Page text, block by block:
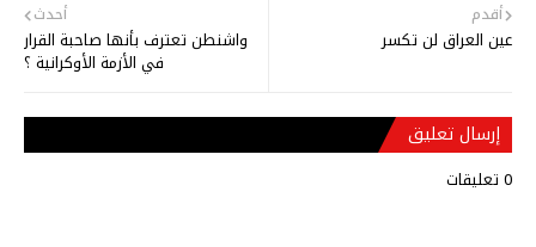
أحدث
واشنطن تعترف بأنها صاحبة القرار
في الأزمة الأوكرانية ؟
أقدم
عين العراق لن تكسر
إرسال تعليق
0 تعليقات